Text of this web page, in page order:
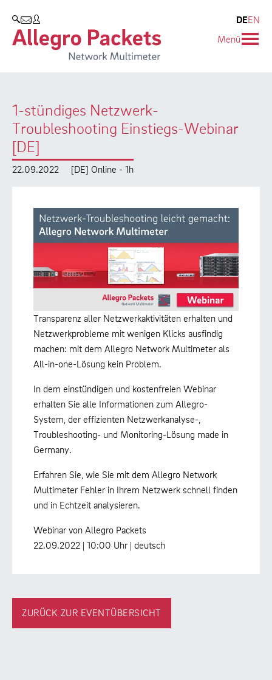
SUCHEN
DEEN
Menü
1-stündiges Netzwerk-
Troubleshooting Einstiegs-Webinar
[DE]
22.09.2022 [DE] Online - 1h
Transparenz aller Netzwerkaktivitäten erhalten und
Netzwerkprobleme mit wenigen Klicks ausfindig
machen: mit dem Allegro Network Multimeter als
All-in-one-Lösung kein Problem.
In dem einstündigen und kostenfreien Webinar
erhalten Sie alle Informationen zum Allegro-
System, der effizienten Netzwerkanalyse-,
Troubleshooting- und Monitoring-Lösung made in
Germany.
Erfahren Sie, wie Sie mit dem Allegro Network
Multimeter Fehler in Ihrem Netzwerk schnell finden
und in Echtzeit analysieren.
Webinar von Allegro Packets
22.09.2022 | 10:00 Uhr | deutsch
ZURÜCK ZUR EVENTÜBERSICHT
Allegro Network Multimeter
Produktübersicht
Use Cases
Whitepaper
Case Studies
Videos
Produkt-Handbuch
Unternehmen
Partner
Umweltschutz
Forschung und Lehre